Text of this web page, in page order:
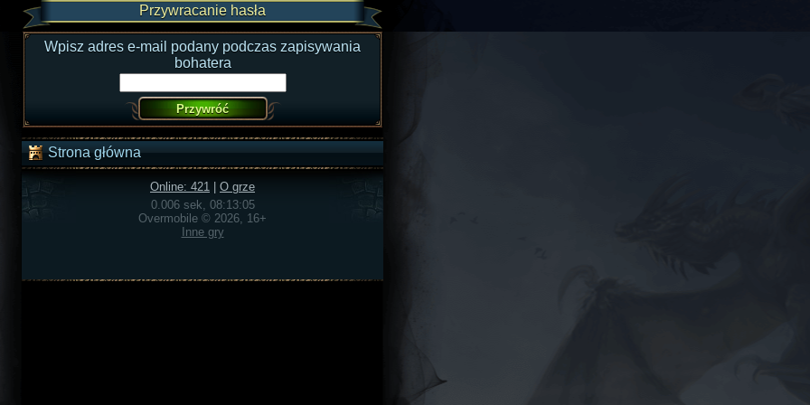
Przywracanie hasła
Wpisz adres e-mail podany podczas zapisywania
bohatera
Strona główna
Online: 421
O grze
0.006 sek, 08:13:05
Overmobile © 2026, 16+
Inne gry